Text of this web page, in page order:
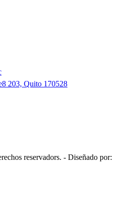
203, Quito 170528
reservadors. - Diseñado por: